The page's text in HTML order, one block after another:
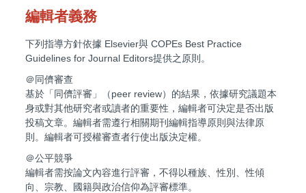
編輯者義務
下列指導方針依據 Elsevier與 COPEs Best Practice
Guidelines for Journal Editors提供之原則。
＠同儕審查
基於「同儕評審」（peer review）的結果，依據研究議題本
身或對其他研究者或讀者的重要性，編輯者可決定是否出版
投稿文章。編輯者需遵行相關期刊編輯指導原則與法律原
則。編輯者可授權審查者行使出版決定權。
＠公平競爭
編輯者需按論文內容進行評審，不得以種族、性別、性傾
向、宗教、國籍與政治信仰為評審標準。